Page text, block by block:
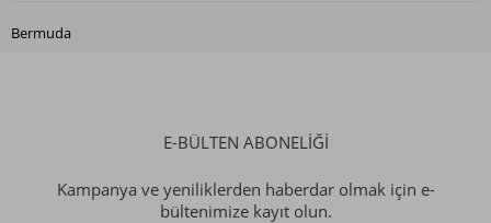
Bermuda
E-BÜLTEN ABONELİĞİ
Kampanya ve yeniliklerden haberdar olmak için e-
bültenimize kayıt olun.